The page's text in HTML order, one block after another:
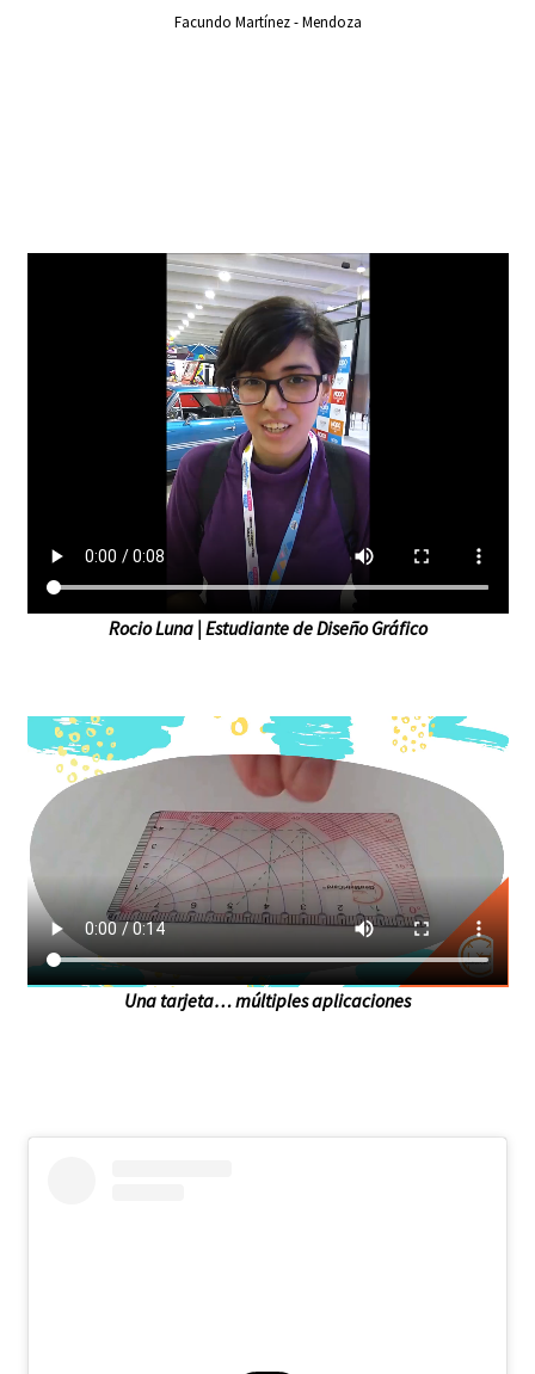
Facundo Martínez - Mendoza
Rocio Luna | Estudiante de Diseño Gráfico
Una tarjeta… múltiples aplicaciones